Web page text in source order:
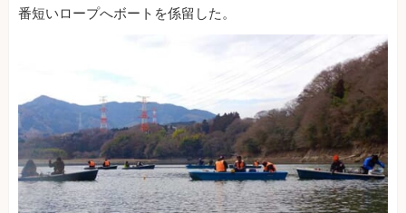
番短いロープへボートを係留した。